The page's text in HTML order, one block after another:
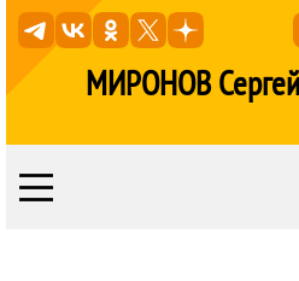
МИРОНОВ